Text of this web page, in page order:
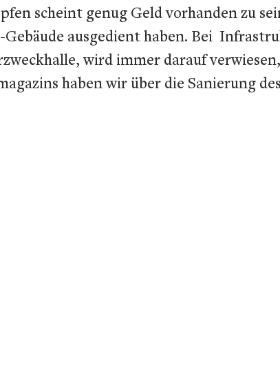
scheint genug Geld vorhanden zu
ausgedient haben. Bei
wird immer darauf
haben wir über die Sanierung